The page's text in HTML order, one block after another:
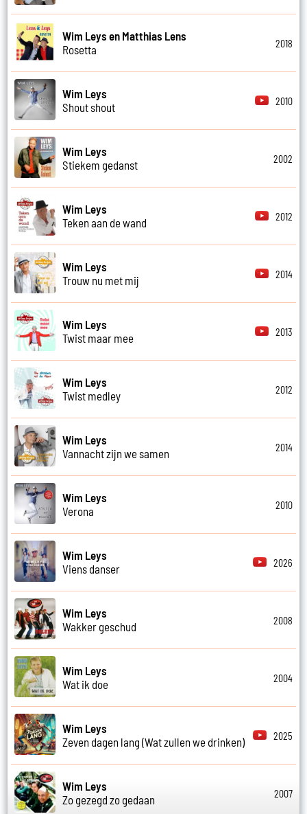
Wim Leys en Matthias Lens
Rosetta
2018
Wim Leys
Shout shout
2010
Wim Leys
Stiekem gedanst
2002
Wim Leys
Teken aan de wand
2012
Wim Leys
Trouw nu met mij
2014
Wim Leys
Twist maar mee
2013
Wim Leys
Twist medley
2012
Wim Leys
Vannacht zijn we samen
2014
Wim Leys
Verona
2010
Wim Leys
Viens danser
2026
Wim Leys
Wakker geschud
2008
Wim Leys
Wat ik doe
2004
Wim Leys
Zeven dagen lang (Wat zullen we drinken)
2025
Wim Leys
Zo gezegd zo gedaan
2007